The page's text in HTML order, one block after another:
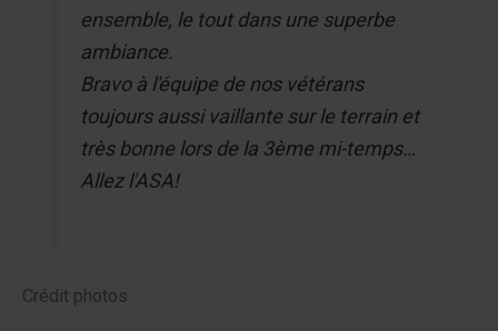
ensemble, le tout dans une superbe
ambiance.
Bravo à l'équipe de nos vétérans
toujours aussi vaillante sur le terrain et
très bonne lors de la 3ème mi-temps…
Allez l'ASA!
Crédit photos :